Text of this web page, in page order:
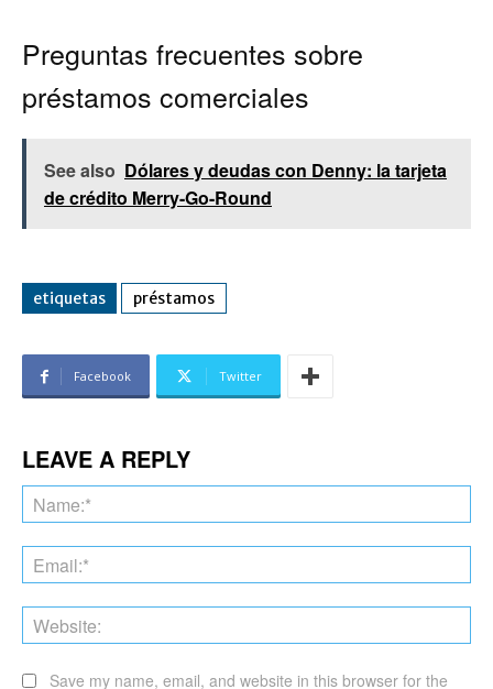
Preguntas frecuentes sobre
préstamos comerciales
See also Dólares y deudas con Denny: la tarjeta
de crédito Merry-Go-Round
etiquetas préstamos
Facebook Twitter
LEAVE A REPLY
Save my name, email, and website in this browser for the